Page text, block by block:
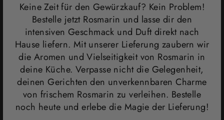
Keine Zeit für den Gewürzkauf? Kein Problem!
Bestelle jetzt Rosmarin und lasse dir den
intensiven Geschmack und Duft direkt nach
Hause liefern. Mit unserer Lieferung zaubern wir
die Aromen und Vielseitigkeit von Rosmarin in
deine Küche. Verpasse nicht die Gelegenheit,
deinen Gerichten den unverkennbaren Charme
von frischem Rosmarin zu verleihen. Bestelle
noch heute und erlebe die Magie der Lieferung!